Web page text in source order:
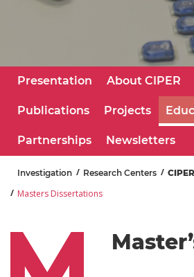
Presentation About CIPER
Publications Projects
Partnerships Newsletters
Investigation Research Centers CIPER
Masters Dissertations